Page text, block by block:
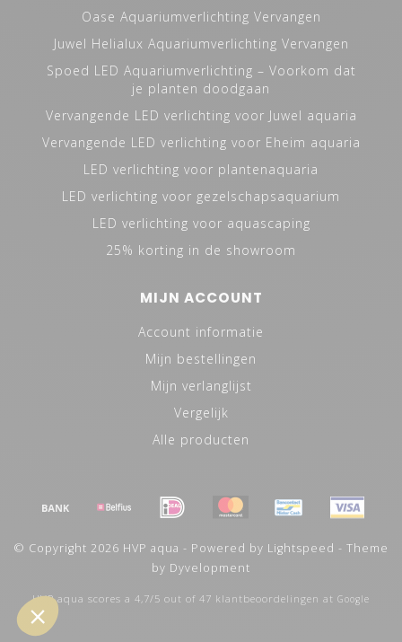
Oase Aquariumverlichting Vervangen
Juwel Helialux Aquariumverlichting Vervangen
Spoed LED Aquariumverlichting – Voorkom dat
je planten doodgaan
Vervangende LED verlichting voor Juwel aquaria
Vervangende LED verlichting voor Eheim aquaria
LED verlichting voor plantenaquaria
LED verlichting voor gezelschapsaquarium
LED verlichting voor aquascaping
25% korting in de showroom
MIJN ACCOUNT
Account informatie
Mijn bestellingen
Mijn verlanglijst
Vergelijk
Alle producten
© Copyright 2026 HVP aqua - Powered by Lightspeed - Theme
by Dyvelopment
HVP aqua scores a 4,7/5 out of 47 klantbeoordelingen at Google